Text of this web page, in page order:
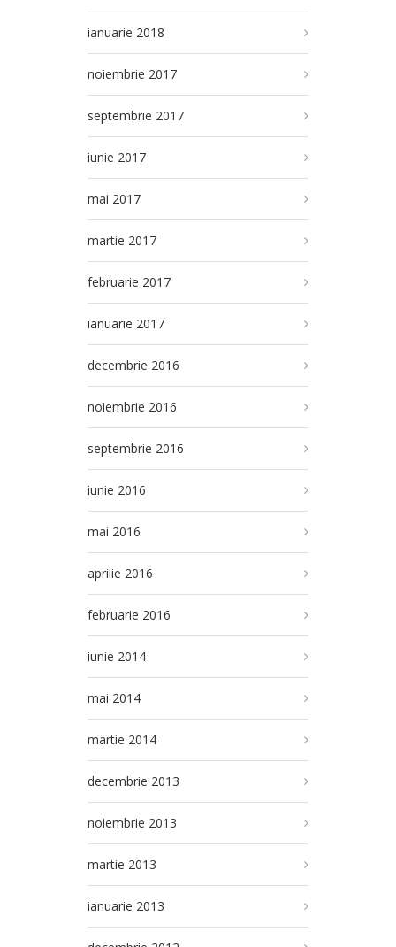
ianuarie 2018
noiembrie 2017
septembrie 2017
iunie 2017
mai 2017
martie 2017
februarie 2017
ianuarie 2017
decembrie 2016
noiembrie 2016
septembrie 2016
iunie 2016
mai 2016
aprilie 2016
februarie 2016
iunie 2014
mai 2014
martie 2014
decembrie 2013
noiembrie 2013
martie 2013
ianuarie 2013